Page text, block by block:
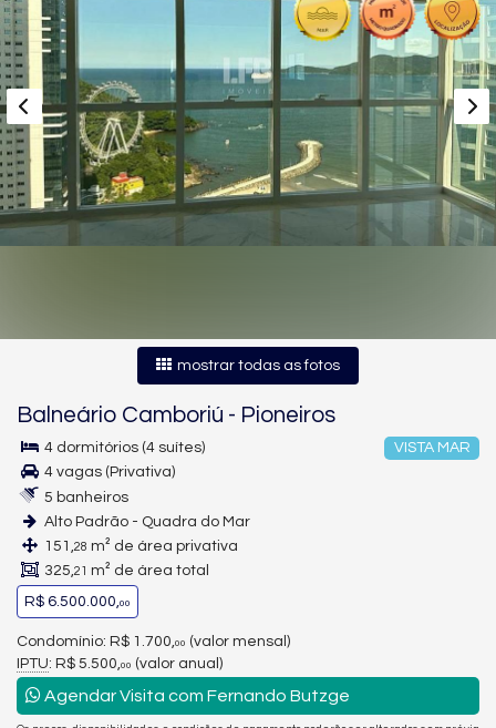
mostrar todas as fotos
Balneário Camboriú - Pioneiros
VISTA MAR
4 dormitórios (4 suítes)
4 vagas (Privativa)
5 banheiros
Alto Padrão - Quadra do Mar
151,28 m² de área privativa
325,21 m² de área total
R$ 6.500.000,00
Condomínio: R$ 1.700, 00 (valor mensal)
IPTU: R$ 5.500, 00 (valor anual)
Agendar Visita com Fernando Butzge